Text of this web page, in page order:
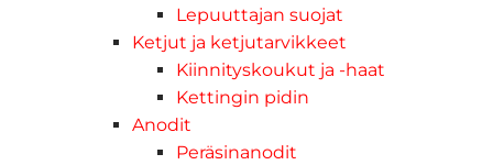
Lepuuttajan suojat
Ketjut ja ketjutarvikkeet
Kiinnityskoukut ja -haat
Kettingin pidin
Anodit
Peräsinanodit